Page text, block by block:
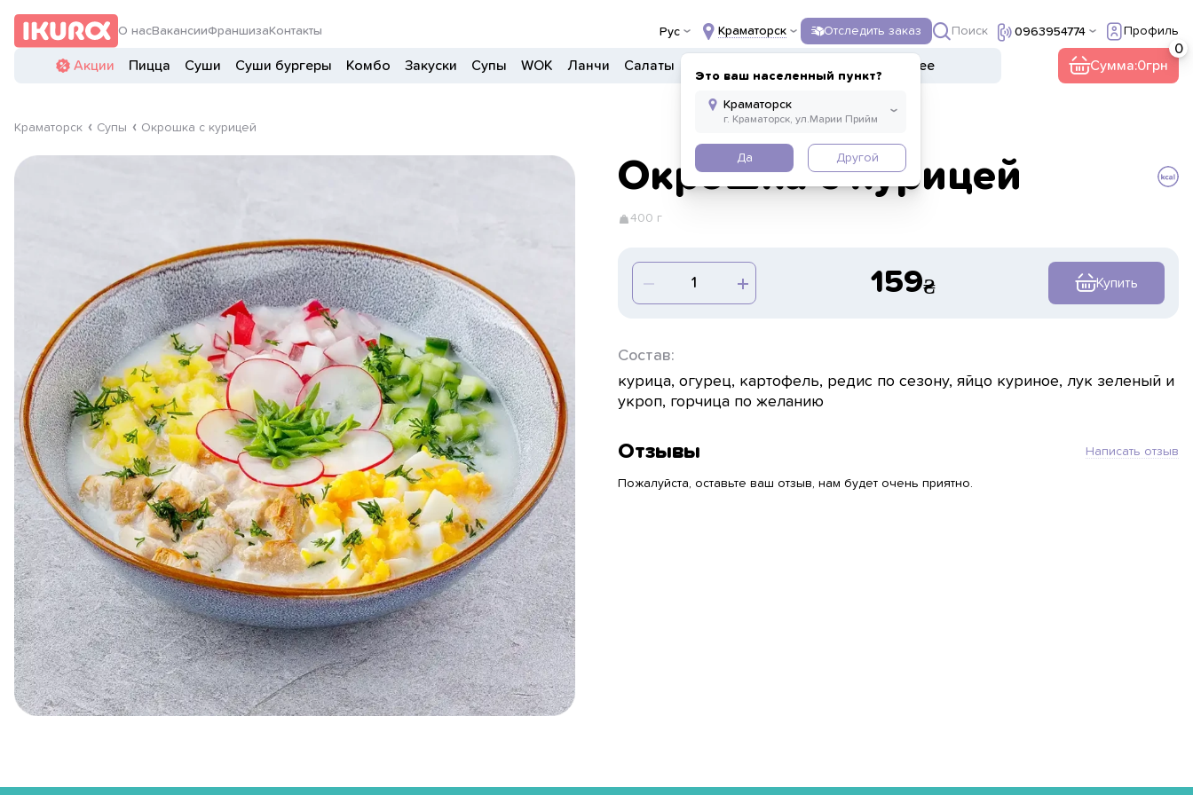
О насВакансииФраншиза Контакты Рус Краматорск
Это ваш населенный пункт?
Да Другой
Отследить заказ Поиск 0963954774 Профиль
Акции Пицца Суши Суши бургеры Комбо Закуски Супы WOK Ланчи Салаты Прочее Сумма:0
Краматорск Супы Окрошка с курицей
Окрошка с курицей
400 г
159 Купить
Состав:
курица, огурец, картофель, редис по сезону, яйцо куриное, лук зеленый и
укроп, горчица по желанию
Отзывы Написать отзыв
Пожалуйста, оставьте ваш отзыв, нам будет очень приятно.